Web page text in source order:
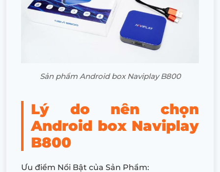
Sản phẩm Android box Naviplay B800
Lý do nên chọn
Android box Naviplay
B800
Ưu điểm Nổi Bật của Sản Phẩm: